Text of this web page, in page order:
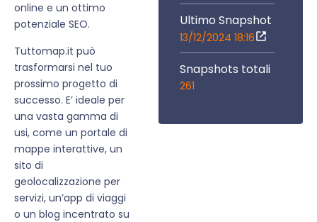
online e un ottimo
potenziale SEO.
Tuttomap.it può
trasformarsi nel tuo
prossimo progetto di
successo. E’ ideale per
una vasta gamma di
usi, come un portale di
mappe interattive, un
sito di
geolocalizzazione per
servizi, un’app di viaggi
o un blog incentrato su
Ultimo Snapshot
13/12/2024 18:16
Snapshots totali
261